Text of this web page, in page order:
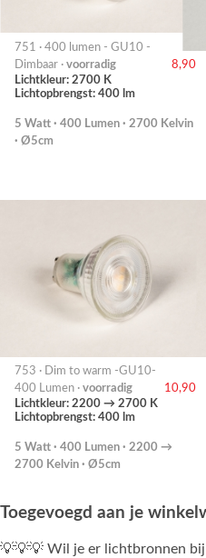
751 · 400 lumen - GU10 -
Dimbaar · voorradig
8,90
Lichtkleur: 2700 K
Lichtopbrengst: 400 lm
5 Watt · 400 Lumen · 2700 Kelvin
· Ø5cm
753 · Dim to warm -GU10-
400 Lumen · voorradig
10,90
Lichtkleur: 2200 → 2700 K
Lichtopbrengst: 400 lm
5 Watt · 400 Lumen · 2200 →
2700 Kelvin · Ø5cm
Toegevoegd aan je
💡💡💡 Wil je er lichtbronnen